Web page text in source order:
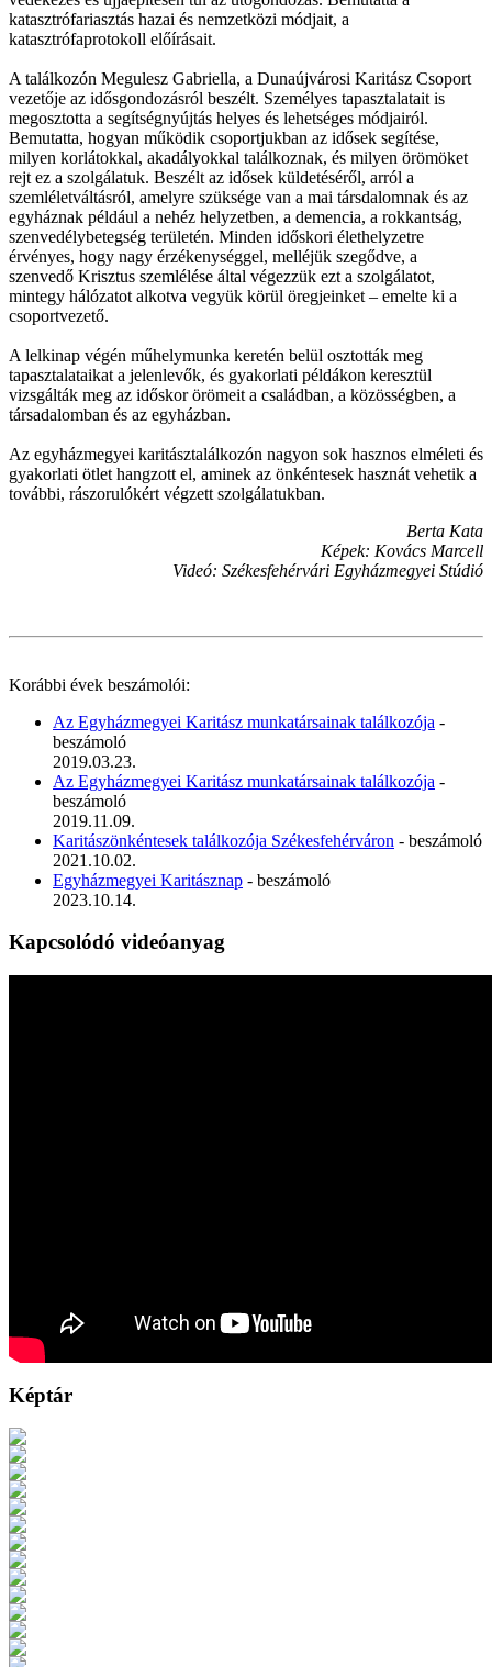
katasztrófariasztás hazai és nemzetközi módjait, a
katasztrófaprotokoll előírásait.
A találkozón Megulesz Gabriella, a Dunaújvárosi Karitász Csoport
vezetője az idősgondozásról beszélt. Személyes tapasztalatait is
megosztotta a segítségnyújtás helyes és lehetséges módjairól.
Bemutatta, hogyan működik csoportjukban az idősek segítése,
milyen korlátokkal, akadályokkal találkoznak, és milyen örömöket
rejt ez a szolgálatuk. Beszélt az idősek küldetéséről, arról a
szemléletváltásról, amelyre szüksége van a mai társdalomnak és az
egyháznak például a nehéz helyzetben, a demencia, a rokkantság,
szenvedélybetegség területén. Minden időskori élethelyzetre
érvényes, hogy nagy érzékenységgel, melléjük szegődve, a
szenvedő Krisztus szemlélése által végezzük ezt a szolgálatot,
mintegy hálózatot alkotva vegyük körül öregjeinket – emelte ki a
csoportvezető.
A lelkinap végén műhelymunka keretén belül osztották meg
tapasztalataikat a jelenlevők, és gyakorlati példákon keresztül
vizsgálták meg az időskor örömeit a családban, a közösségben, a
társadalomban és az egyházban.
Az egyházmegyei karitásztalálkozón nagyon sok hasznos elméleti és
gyakorlati ötlet hangzott el, aminek az önkéntesek hasznát vehetik a
további, rászorulókért végzett szolgálatukban.
Berta Kata
Képek: Kovács Marcell
Videó: Székesfehérvári Egyházmegyei Stúdió
Korábbi évek beszámolói:
Az Egyházmegyei Karitász munkatársainak találkozója -
beszámoló
2019.03.23.
Az Egyházmegyei Karitász munkatársainak találkozója -
beszámoló
2019.11.09.
Karitászönkéntesek találkozója Székesfehérváron - beszámoló
2021.10.02.
Egyházmegyei Karitásznap - beszámoló
2023.10.14.
Kapcsolódó videóanyag
Képtár